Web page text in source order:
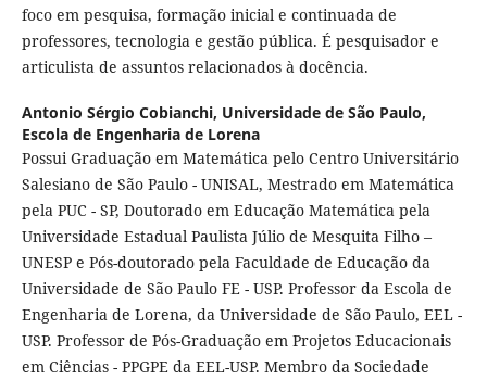
foco em pesquisa, formação inicial e continuada de
professores, tecnologia e gestão pública. É pesquisador e
articulista de assuntos relacionados à docência.
Antonio Sérgio Cobianchi, Universidade de São Paulo,
Escola de Engenharia de Lorena
Possui Graduação em Matemática pelo Centro Universitário
Salesiano de São Paulo - UNISAL, Mestrado em Matemática
pela PUC - SP, Doutorado em Educação Matemática pela
Universidade Estadual Paulista Júlio de Mesquita Filho –
UNESP e Pós-doutorado pela Faculdade de Educação da
Universidade de São Paulo FE - USP. Professor da Escola de
Engenharia de Lorena, da Universidade de São Paulo, EEL -
USP. Professor de Pós-Graduação em Projetos Educacionais
em Ciências - PPGPE da EEL-USP. Membro da Sociedade